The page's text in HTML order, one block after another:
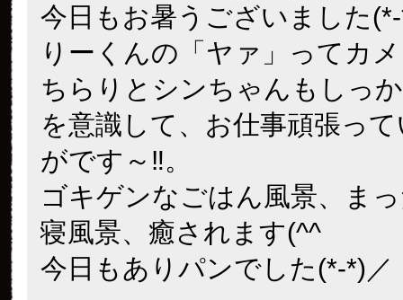
今日もお暑うございました
りーくんの「ヤァ」ってカ
ちらりとシンちゃんもしっ
を意識して、お仕事頑張っ
がです～‼。
ゴキゲンなごはん風景、ま
寝風景、癒されます(^^
今日もありパンでした(*-*)／